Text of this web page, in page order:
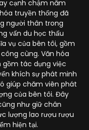
cạnh chậm năm
truyền thống đã
người thân trong
vấn du học thấu
vụ của bên tôi, gồm
cùng. Văn hóa
tác dụng việc
khích sự phát minh
giúp chăm viên phát
của bên tôi. Đây
như giữ chân
lượng lao rượu rượu
hiện tại.